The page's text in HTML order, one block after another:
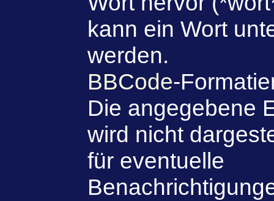
kann ein Wort
werden.
BBCode-
Die angegebene
wird nicht
für eventuelle